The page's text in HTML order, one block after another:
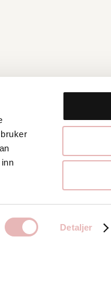
Detaljer
Åpningstider
Hverdager 10:00-
Lørdager 10:00-